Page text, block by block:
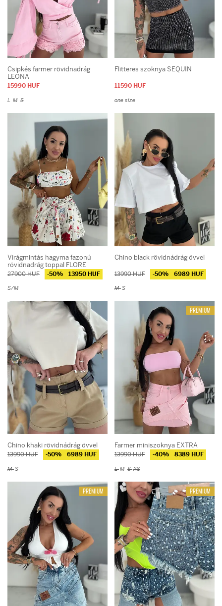
Csipkés farmer rövidnadrág
LEONA
15990 HUF
L M S
Flitteres szoknya SEQUIN
11590 HUF
one size
Virágmintás hagyma fazonú
rövidnadrág toppal FLORE
27900 HUF -50% 13950 HUF
S/M
Chino black rövidnádrág övvel
13990 HUF -50% 6989 HUF
MS
Chino khaki rövidnádrág övvel
13990 HUF -50% 6989 HUF
MS
PREMIUM
Farmer miniszoknya EXTRA
13990 HUF -40% 8389 HUF
LM SXS
PREMIUM PREMIUM